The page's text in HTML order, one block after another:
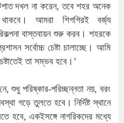
দখল না করেন, তবে শহর অনেক
থাকবে। আমরা শিগগিরই বর্জ্য
বাস্তবায়ন শুরু করব। শহরকে
সর্বোচ্চ চেষ্টা চালাচ্ছে। আমি
তা সম্ভব হবে।’
শুধু পরিষ্কার-পরিচ্ছন্নতা নয়, বরং
গড়ে তুলতে হবে। নির্দিষ্ট স্থানে
হবে, একইসঙ্গে নাগরিকদের মধ্যে